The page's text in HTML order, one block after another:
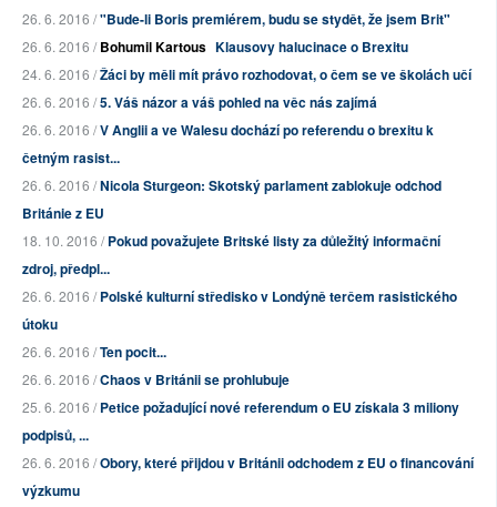
26. 6. 2016 /"Bude-li Boris premiérem, budu se stydět, že jsem Brit"
26. 6. 2016 /Bohumil Kartous Klausovy halucinace o Brexitu
24. 6. 2016 /Žáci by měli mít právo rozhodovat, o čem se ve školách učí
26. 6. 2016 /5. Váš názor a váš pohled na věc nás zajímá
26. 6. 2016 /V Anglii a ve Walesu dochází po referendu o brexitu k
četným rasist...
26. 6. 2016 /Nicola Sturgeon: Skotský parlament zablokuje odchod
Británie z EU
18. 10. 2016 /Pokud považujete Britské listy za důležitý informační
zdroj, předpl...
26. 6. 2016 /Polské kulturní středisko v Londýně terčem rasistického
útoku
26. 6. 2016 /Ten pocit...
26. 6. 2016 /Chaos v Británii se prohlubuje
25. 6. 2016 /Petice požadující nové referendum o EU získala 3 miliony
podpisů, ...
26. 6. 2016 /Obory, které přijdou v Británii odchodem z EU o financování
výzkumu